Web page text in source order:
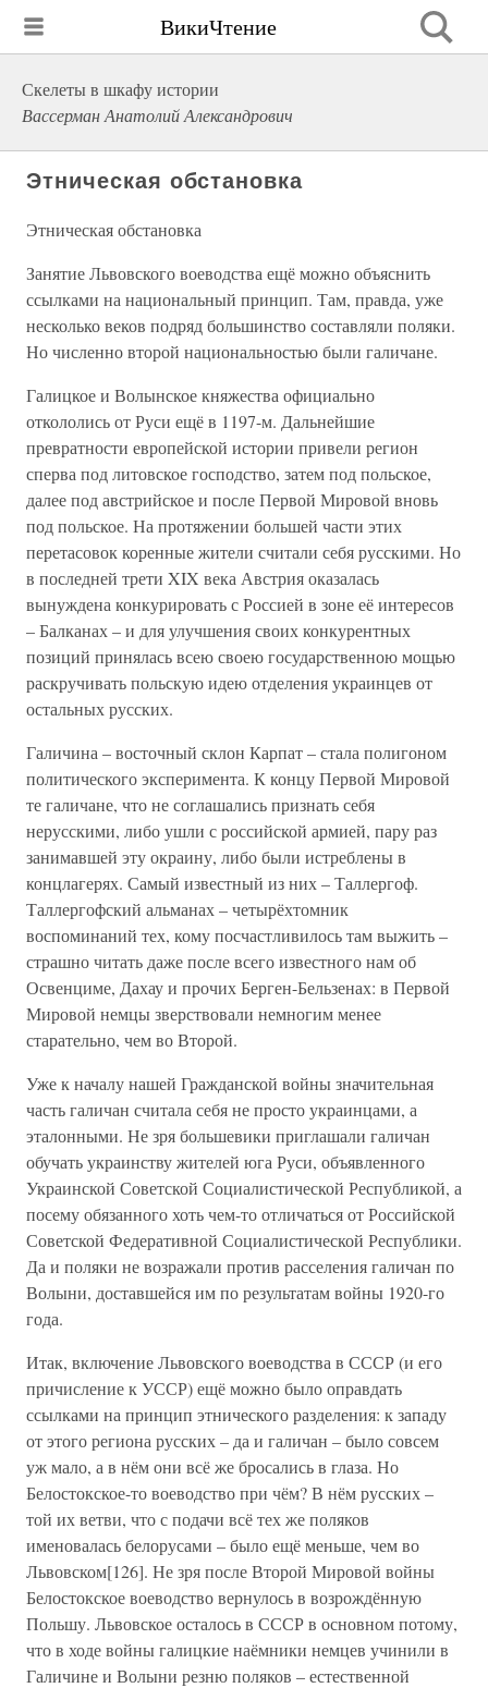
ВикиЧтение
Скелеты в шкафу истории
Вассерман Анатолий Александрович
Этническая обстановка
Этническая обстановка
Занятие Львовского воеводства ещё можно объяснить
ссылками на национальный принцип. Там, правда, уже
несколько веков подряд большинство составляли поляки.
Но численно второй национальностью были галичане.
Галицкое и Волынское княжества официально
откололись от Руси ещё в 1197-м. Дальнейшие
превратности европейской истории привели регион
сперва под литовское господство, затем под польское,
далее под австрийское и после Первой Мировой вновь
под польское. На протяжении большей части этих
перетасовок коренные жители считали себя русскими. Но
в последней трети XIX века Австрия оказалась
вынуждена конкурировать с Россией в зоне её интересов
– Балканах – и для улучшения своих конкурентных
позиций принялась всею своею государственною мощью
раскручивать польскую идею отделения украинцев от
остальных русских.
Галичина – восточный склон Карпат – стала полигоном
политического эксперимента. К концу Первой Мировой
те галичане, что не соглашались признать себя
нерусскими, либо ушли с российской армией, пару раз
занимавшей эту окраину, либо были истреблены в
концлагерях. Самый известный из них – Таллергоф.
Таллергофский альманах – четырёхтомник
воспоминаний тех, кому посчастливилось там выжить –
страшно читать даже после всего известного нам об
Освенциме, Дахау и прочих Берген-Бельзенах: в Первой
Мировой немцы зверствовали немногим менее
старательно, чем во Второй.
Уже к началу нашей Гражданской войны значительная
часть галичан считала себя не просто украинцами, а
эталонными. Не зря большевики приглашали галичан
обучать украинству жителей юга Руси, объявленного
Украинской Советской Социалистической Республикой, а
посему обязанного хоть чем-то отличаться от Российской
Советской Федеративной Социалистической Республики.
Да и поляки не возражали против расселения галичан по
Волыни, доставшейся им по результатам войны 1920-го
года.
Итак, включение Львовского воеводства в СССР (и его
причисление к УССР) ещё можно было оправдать
ссылками на принцип этнического разделения: к западу
от этого региона русских – да и галичан – было совсем
уж мало, а в нём они всё же бросались в глаза. Но
Белостокское-то воеводство при чём? В нём русских –
той их ветви, что с подачи всё тех же поляков
именовалась белорусами – было ещё меньше, чем во
Львовском[126]. Не зря после Второй Мировой войны
Белостокское воеводство вернулось в возрождённую
Польшу. Львовское осталось в СССР в основном потому,
что в ходе войны галицкие наёмники немцев учинили в
Галичине и Волыни резню поляков – естественной